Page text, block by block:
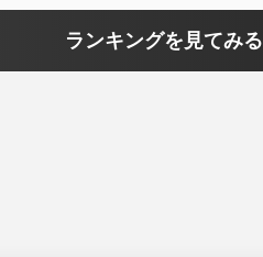
ランキングを見てみる